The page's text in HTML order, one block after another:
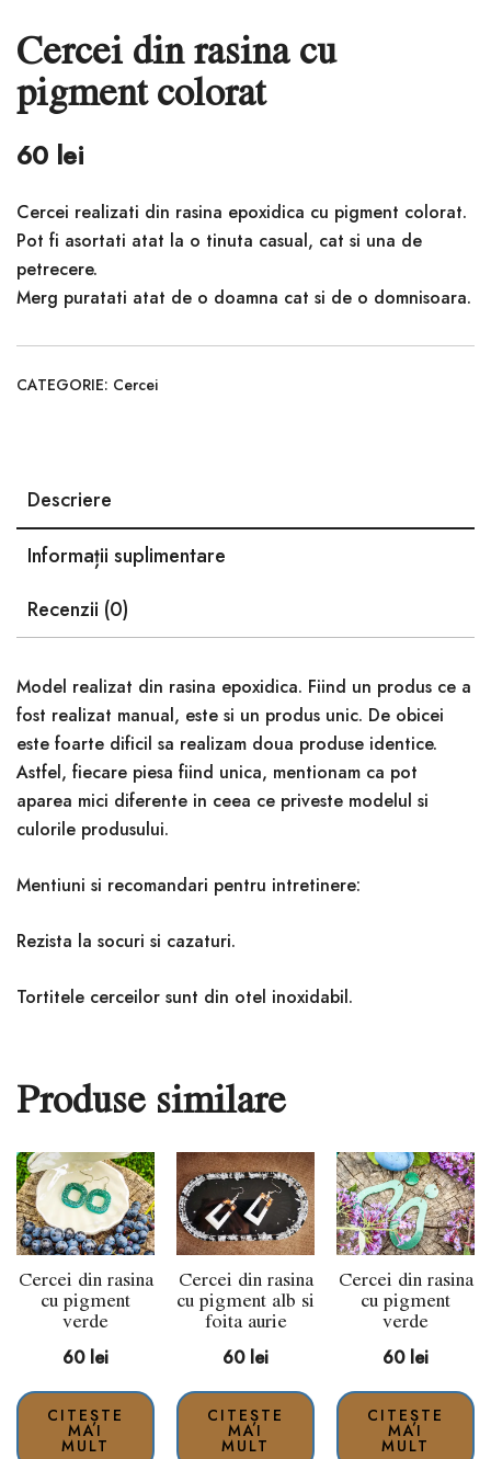
Cercei din rasina cu
pigment colorat
60 lei
Cercei realizati din rasina epoxidica cu pigment colorat.
Pot fi asortati atat la o tinuta casual, cat si una de
petrecere.
Merg puratati atat de o doamna cat si de o domnisoara.
CATEGORIE: Cercei
Descriere
Informații suplimentare
Recenzii (0)
Model realizat din rasina epoxidica. Fiind un produs ce a
fost realizat manual, este si un produs unic. De obicei
este foarte dificil sa realizam doua produse identice.
Astfel, fiecare piesa fiind unica, mentionam ca pot
aparea mici diferente in ceea ce priveste modelul si
culorile produsului.
Mentiuni si recomandari pentru intretinere:
Rezista la socuri si cazaturi.
Tortitele cerceilor sunt din otel inoxidabil.
Produse similare
Cercei din rasina
cu pigment
verde
60 lei
CITEȘTE
MAI
MULT
Cercei din rasina
cu pigment alb si
foita aurie
60 lei
CITEȘTE
MAI
MULT
Cercei din rasina
cu pigment
verde
60 lei
CITEȘTE
MAI
MULT